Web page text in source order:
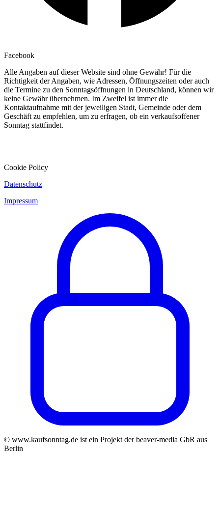
Facebook
Alle Angaben auf dieser Website sind ohne Gewähr! Für die
Richtigkeit der Angaben, wie Adressen, Öffnungszeiten oder auch
die Termine zu den Sonntagsöffnungen in Deutschland, können wir
keine Gewähr übernehmen. Im Zweifel ist immer die
Kontaktaufnahme mit der jeweiligen Stadt, Gemeinde oder dem
Geschäft zu empfehlen, um zu erfragen, ob ein verkaufsoffener
Sonntag stattfindet.
Cookie Policy
Datenschutz
Impressum
© www.kaufsonntag.de ist ein Projekt der beaver-media GbR aus
Berlin